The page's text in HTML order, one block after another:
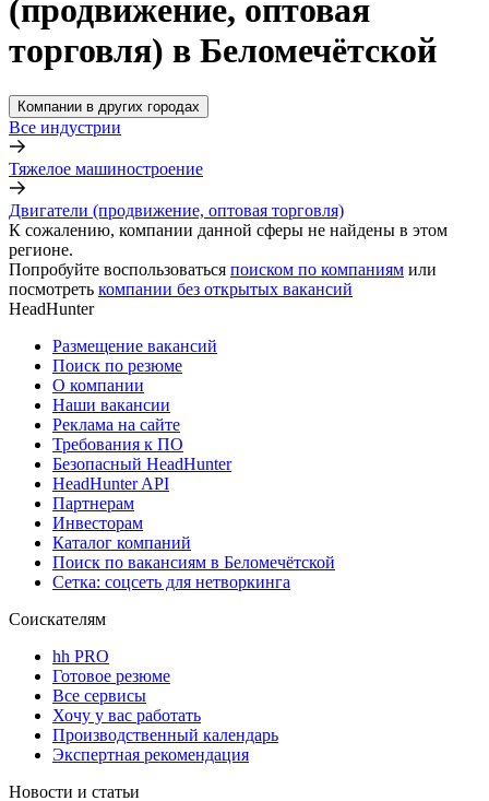
(продвижение, оптовая
торговля) в Беломечётской
Компании в других городах
Все индустрии
Тяжелое машиностроение
Двигатели (продвижение, оптовая торговля)
К сожалению, компании данной сферы не найдены в этом
регионе.
Попробуйте воспользоваться поиском по компаниям или
посмотреть компании без открытых вакансий
HeadHunter
Размещение вакансий
Поиск по резюме
О компании
Наши вакансии
Реклама на сайте
Требования к ПО
Безопасный HeadHunter
HeadHunter API
Партнерам
Инвесторам
Каталог компаний
Поиск по вакансиям в Беломечётской
Сетка: соцсеть для нетворкинга
Соискателям
hh PRO
Готовое резюме
Все сервисы
Хочу у вас работать
Производственный календарь
Экспертная рекомендация
Новости и статьи